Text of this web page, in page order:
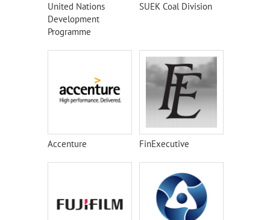
United Nations
Development
Programme
SUEK Coal Division
Accenture FinExecutive